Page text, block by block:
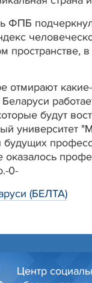
ФПБ
пространстве,
отмирают
будут
университет
будущих
оказалось
0-
(БЕЛТА)
Центр